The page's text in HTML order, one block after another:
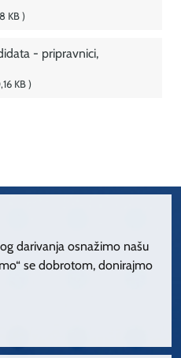
KB
- pripravnici,
KB
darivanja osnažimo našu
se dobrotom, donirajmo